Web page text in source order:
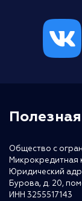
Общество с
Юридический
Бурова, д. 20,
ИНН 3255517143